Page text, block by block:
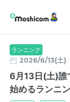
ランニング
2026/6/13(土)
6月13日(土)誰
始めるランニ